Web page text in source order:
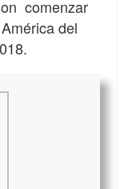
comenzar
del